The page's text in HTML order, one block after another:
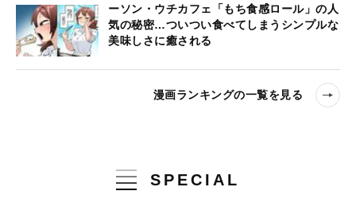
ーソン・ウチカフェ「もち食感ロール」の人
気の秘密…ついつい食べてしまうシンプルな
美味しさに癒される
漫画ランキングの一覧を見る
SPECIAL